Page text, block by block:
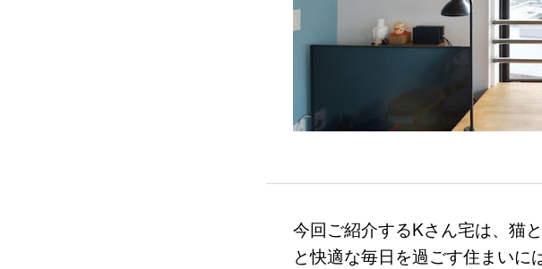
今回ご紹介するKさん宅は、猫
と快適な毎日を過ごす住まい